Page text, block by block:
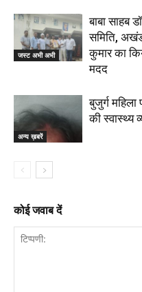
जस्ट अभी अभी
बाबा साहब
समिति,
कुमार का
मदद
अन्य ख़बरें
बुजुर्ग
की स्वास्थ्य
कोई जवाब दें